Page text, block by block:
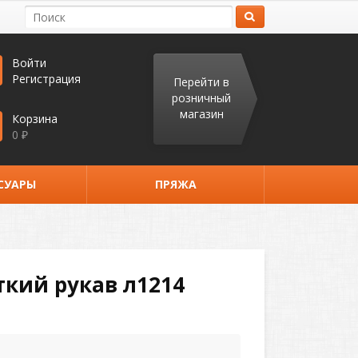
Войти
Регистрация
Корзина
0 ₽
Перейти в
розничный
магазин
ПРЯЖА
рукав л1214